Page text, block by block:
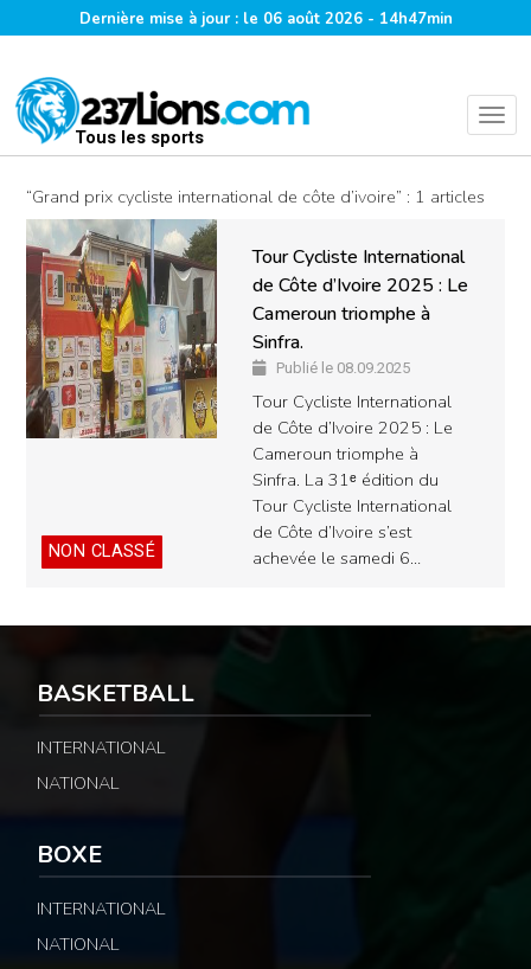
Dernière mise à jour : le 06 août 2026 - 14h47min
Tous les sports
“Grand prix cycliste international de côte d’ivoire” : 1 articles
NON CLASSÉ
Tour Cycliste International
de Côte d’Ivoire 2025 : Le
Cameroun triomphe à
Sinfra.
Publié le 08.09.2025
Tour Cycliste International
de Côte d’Ivoire 2025 : Le
Cameroun triomphe à
Sinfra. La 31ᵉ édition du
Tour Cycliste International
de Côte d’Ivoire s’est
achevée le samedi 6…
BASKETBALL
INTERNATIONAL
NATIONAL
BOXE
INTERNATIONAL
NATIONAL